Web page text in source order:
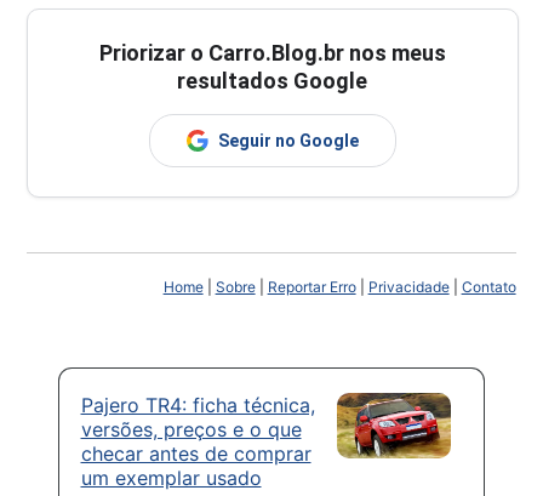
Priorizar o Carro.Blog.br nos meus
resultados Google
Seguir no Google
Home| Sobre| Reportar Erro| Privacidade| Contato
Pajero TR4: ficha técnica,
versões, preços e o que
checar antes de comprar
um exemplar usado